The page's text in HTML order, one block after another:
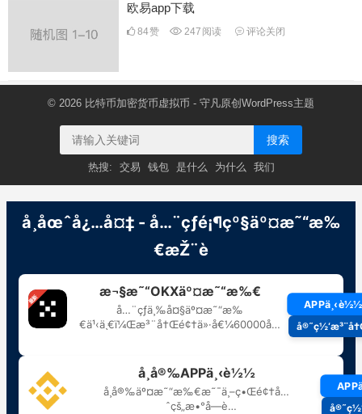
欧易app下载
84赞 247 阅读 评论关闭
© 2026 比特币加密货币虚拟币 - 守凡原创 WordPress主题
搜索
热搜: 交易 钱包 是什么 为什么 我们